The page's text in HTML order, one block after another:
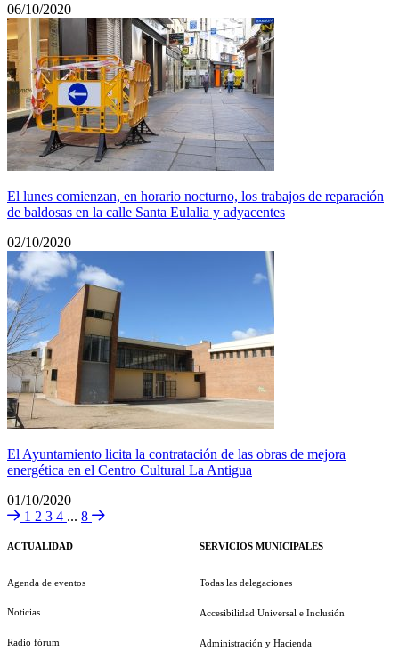
06/10/2020
El lunes comienzan, en horario nocturno, los trabajos de reparación
de baldosas en la calle Santa Eulalia y adyacentes
02/10/2020
El Ayuntamiento licita la contratación de las obras de mejora
energética en el Centro Cultural La Antigua
01/10/2020
1 2 3 4 ... 8
ACTUALIDAD
Agenda de eventos
Noticias
Radio fórum
SERVICIOS MUNICIPALES
Todas las delegaciones
Accesibilidad Universal e Inclusión
Administración y Hacienda